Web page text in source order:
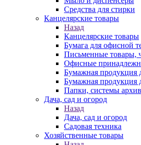
Средства для стирки
Канцелярские товары
Назад
Канцелярские товары
Бумага для офисной
Письменные товары,
Офисные
Бумажная продукция
Бумажная продукция
Папки, системы
Дача, сад и огород
Назад
Дача, сад и огород
Садовая техника
Хозяйственные товары